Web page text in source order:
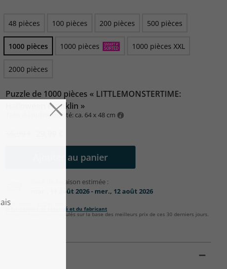
Date de livraison estimée :
mar., 11 août 2026 - mer., 12 août 2026
48 pièces 100 pièces 200 pièces 500 pièces
1000 pièces 1000 pièces 1000 pièces XXL
2000 pièces
Puzzle de 1000 pièces « LITTLEMONSTERTIME:
Halloween Franklin »
Taille du puzzle monté: ca. 64 x 48 cm
Ajouter au panier
TVA incluse,
Informations de sécurité et du fabricant
Les prix réduits sont calculés sur la base des meilleurs prix de ces 30 derniers jours.